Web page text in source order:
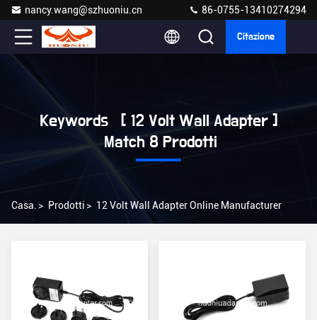
nancy.wang@szhuoniu.cn 86-0755-13410274294
Citazione
Keywords [ 12 Volt Wall Adapter ]
Match 8 Prodotti
Casa. > Prodotti > 12 Volt Wall Adapter Online Manufacturer